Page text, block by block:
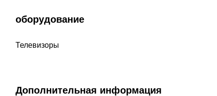
оборудование
Телевизоры
Дополнительная информация